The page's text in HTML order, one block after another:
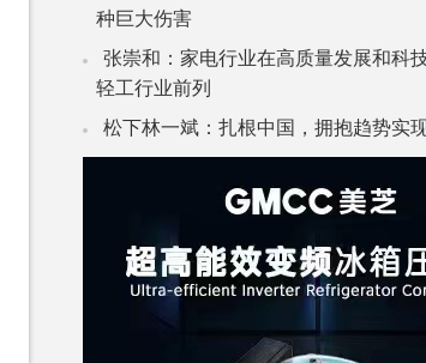
种巨大伤害
张崇和：家电行业在高质量发展和科
轻工行业前列
松下林一斌：扎根中国，拥抱趋势实